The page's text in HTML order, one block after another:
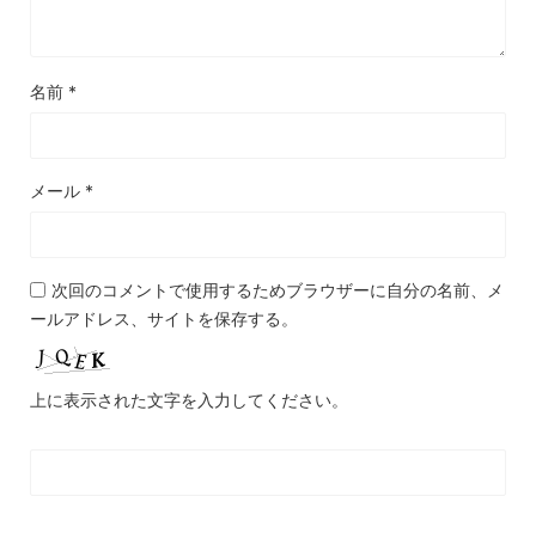
名前 *
メール *
次回のコメントで使用するためブラウザーに自分の名前、メ
ールアドレス、サイトを保存する。
上に表示された文字を入力してください。